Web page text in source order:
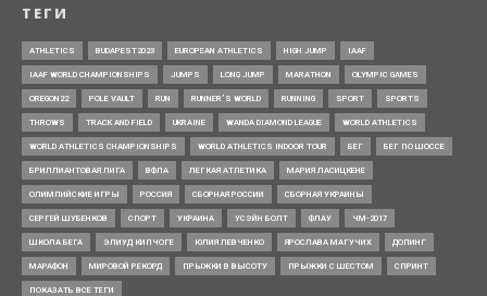
ТЕГИ
ATHLETICS BUDAPEST2023 EUROPEAN ATHLETICS HIGH JUMP IAAF
IAAF WORLD CHAMPIONSHIPS JUMPS LONG JUMP MARATHON OLYMPIC GAMES
OREGON22 POLE VAULT RUN RUNNER’S WORLD RUNNING SPORT SPORTS
THROWS TRACK AND FIELD UKRAINE WANDA DIAMOND LEAGUE WORLD ATHLETICS
WORLD ATHLETICS CHAMPIONSHIPS WORLD ATHLETICS INDOOR TOUR БЕГ БЕГ ПО ШОССЕ
БРИЛЛИАНТОВАЯ ЛИГА ВФЛА ЛЕГКАЯ АТЛЕТИКА МАРИЯ ЛАСИЦКЕНЕ
ОЛИМПИЙСКИЕ ИГРЫ РОССИЯ СБОРНАЯ РОССИИ СБОРНАЯ УКРАИНЫ
СЕРГЕЙ ШУБЕНКОВ СПОРТ УКРАИНА УСЭЙН БОЛТ ФЛАУ ЧМ-2017
ШКОЛА БЕГА ЭЛИУД КИПЧОГЕ ЮЛИЯ ЛЕВЧЕНКО ЯРОСЛАВА МАГУЧИХ ДОПИНГ
МАРАФОН МИРОВОЙ РЕКОРД ПРЫЖКИ В ВЫСОТУ ПРЫЖКИ С ШЕСТОМ СПРИНТ
ПОКАЗАТЬ ВСЕ ТЕГИ